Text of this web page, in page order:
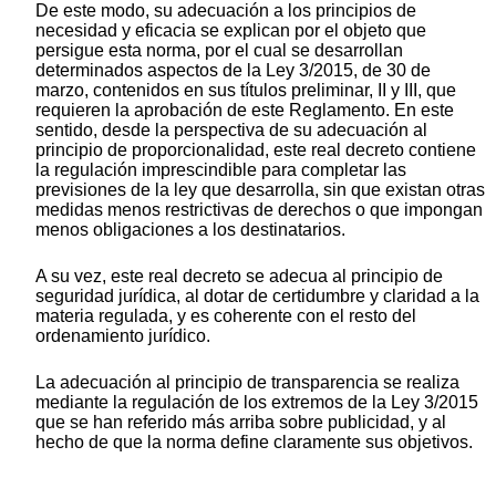
De este modo, su adecuación a los principios de
necesidad y eficacia se explican por el objeto que
persigue esta norma, por el cual se desarrollan
determinados aspectos de la Ley 3/2015, de 30 de
marzo, contenidos en sus títulos preliminar, II y III, que
requieren la aprobación de este Reglamento. En este
sentido, desde la perspectiva de su adecuación al
principio de proporcionalidad, este real decreto contiene
la regulación imprescindible para completar las
previsiones de la ley que desarrolla, sin que existan otras
medidas menos restrictivas de derechos o que impongan
menos obligaciones a los destinatarios.
A su vez, este real decreto se adecua al principio de
seguridad jurídica, al dotar de certidumbre y claridad a la
materia regulada, y es coherente con el resto del
ordenamiento jurídico.
La adecuación al principio de transparencia se realiza
mediante la regulación de los extremos de la Ley 3/2015
que se han referido más arriba sobre publicidad, y al
hecho de que la norma define claramente sus objetivos.